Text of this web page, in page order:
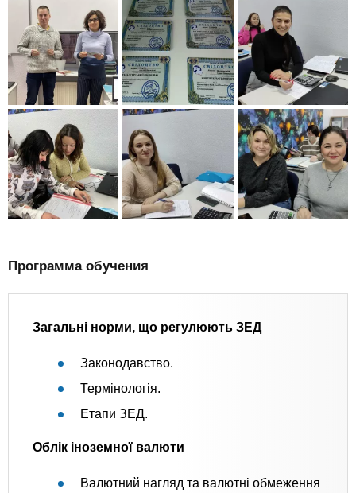
Программа обучения
Загальні норми, що регулюють ЗЕД
Законодавство.
Термінологія.
Етапи ЗЕД.
Облік іноземної валюти
Валютний нагляд та валютні обмеження